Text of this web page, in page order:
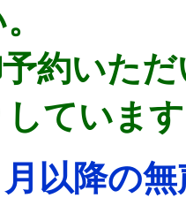
約いた
ていま
以降の